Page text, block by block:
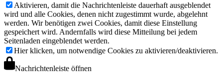
Aktivieren, damit die Nachrichtenleiste dauerhaft ausgeblendet
wird und alle Cookies, denen nicht zugestimmt wurde, abgelehnt
werden. Wir benötigen zwei Cookies, damit diese Einstellung
gespeichert wird. Andernfalls wird diese Mitteilung bei jedem
Seitenladen eingeblendet werden.
Hier klicken, um notwendige Cookies zu aktivieren/deaktivieren.
Nachrichtenleiste öffnen